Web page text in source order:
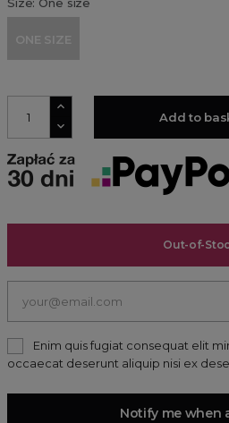
ONE SIZE
Add to
Out-of-
Enim quis fugiat consequat elit
occaecat deserunt aliquip nisi ex
Notify me when